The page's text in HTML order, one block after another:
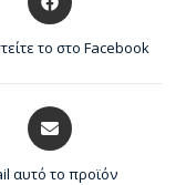
το στο Facebook
αυτό το προϊόν